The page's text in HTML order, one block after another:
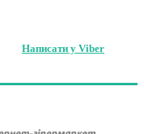
Написати у Viber